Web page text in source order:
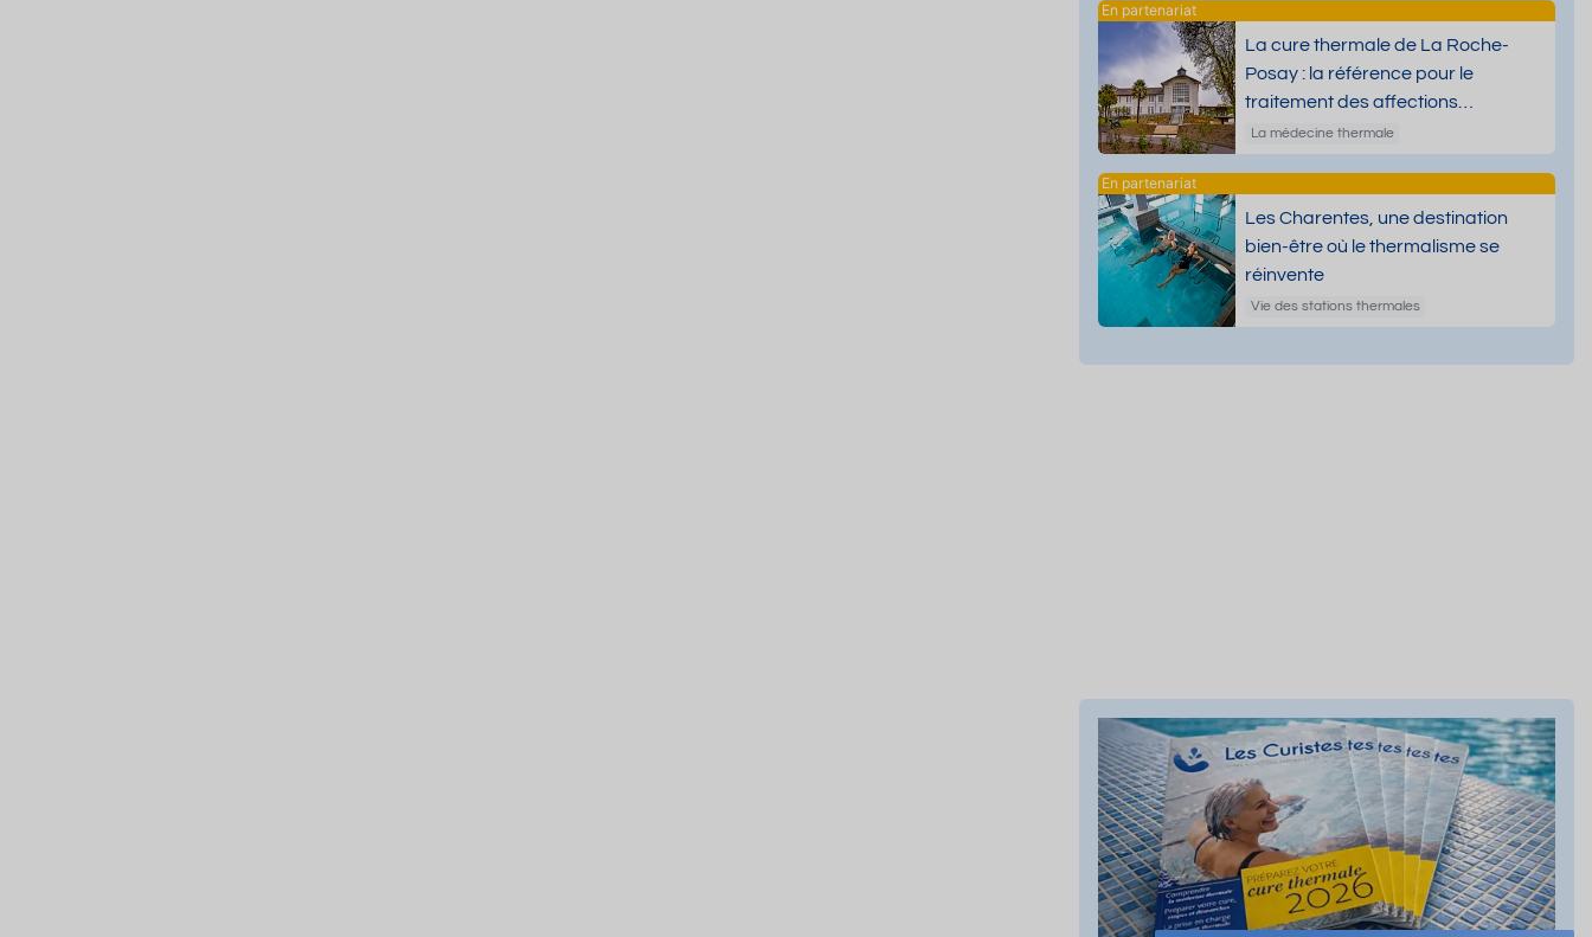
La cure thermale de La Roche-
Posay : la référence pour le
traitement des affections
dermatologiques
La médecine thermale
Les Charentes, une destination
bien-être où le thermalisme se
réinvente
Vie des stations thermales